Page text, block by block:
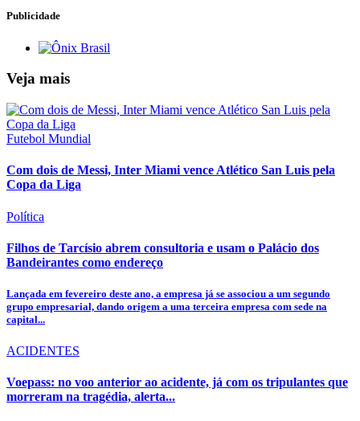
Publicidade
Veja mais
Futebol Mundial
Com dois de Messi, Inter Miami vence Atlético San Luis pela
Copa da Liga
Política
Filhos de Tarcísio abrem consultoria e usam o Palácio dos
Bandeirantes como endereço
Lançada em fevereiro deste ano, a empresa já se associou a um segundo
grupo empresarial, dando origem a uma terceira empresa com sede na
capital...
ACIDENTES
Voepass: no voo anterior ao acidente, já com os tripulantes que
morreram na tragédia, alerta...